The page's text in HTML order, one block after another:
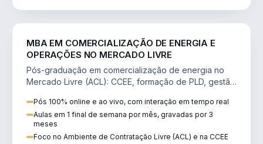
MBA EM COMERCIALIZAÇÃO DE ENERGIA E
OPERAÇÕES NO MERCADO LIVRE
Pós-graduação em comercialização de energia no
Mercado Livre (ACL): CCEE, formação de PLD, gestão
Pós 100% online e ao vivo, com interação em tempo real
Aulas em 1 final de semana por mês, gravadas por 3
meses
Foco no Ambiente de Contratação Livre (ACL) e na CCEE